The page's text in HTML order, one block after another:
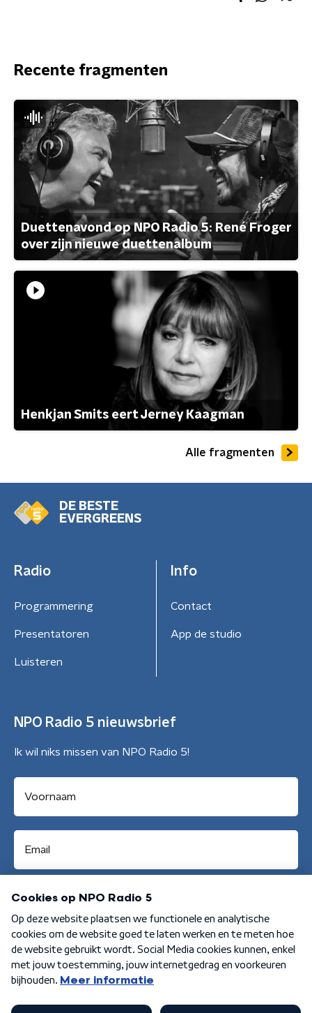
Recente fragmenten
Duettenavond op NPO Radio 5: René Froger
over zijn nieuwe duettenalbum
Henkjan Smits eert Jerney Kaagman
Alle fragmenten
DE BESTE
EVERGREENS
Radio
Programmering
Presentatoren
Luisteren
Info
Contact
App de studio
NPO Radio 5 nieuwsbrief
Ik wil niks missen van NPO Radio 5!
Aanmelden
Algemene voorwaarden Privacybeleid